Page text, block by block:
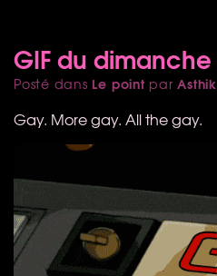
GIF du dimanche
Posté dans Le point parAsthik
Gay. More gay. All the gay.